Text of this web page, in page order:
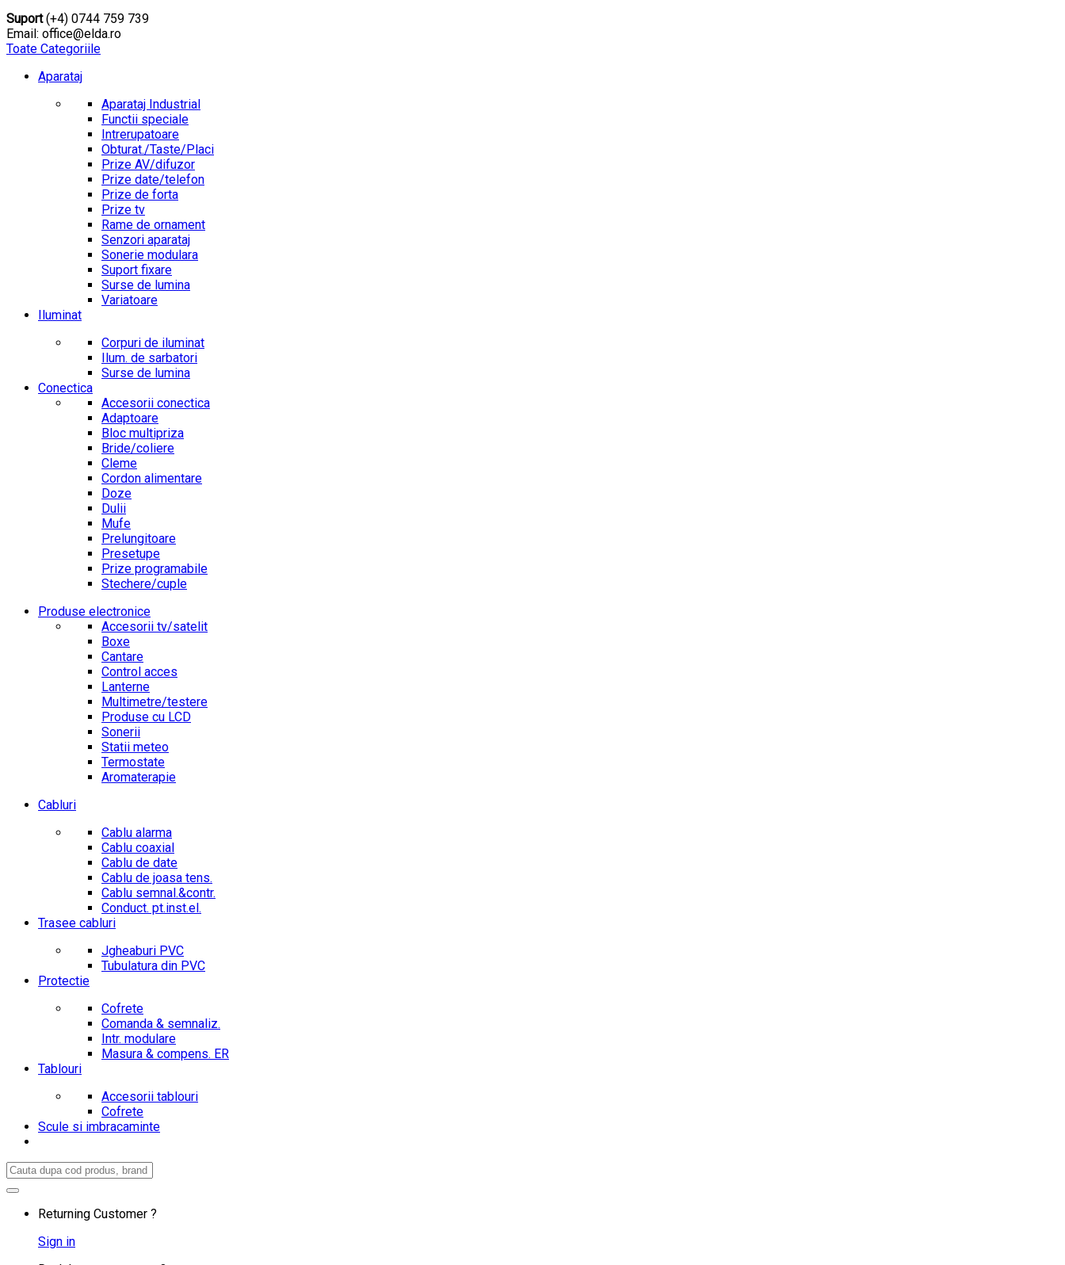
Suport(+4) 0744 759 739
Email: office@elda.ro
Toate Categoriile
Aparataj
Aparataj Industrial
Functii speciale
Intrerupatoare
Obturat./Taste/Placi
Prize AV/difuzor
Prize date/telefon
Prize de forta
Prize tv
Rame de ornament
Senzori aparataj
Sonerie modulara
Suport fixare
Surse de lumina
Variatoare
Iluminat
Corpuri de iluminat
Ilum. de sarbatori
Surse de lumina
Conectica
Accesorii conectica
Adaptoare
Bloc multipriza
Bride/coliere
Cleme
Cordon alimentare
Doze
Dulii
Mufe
Prelungitoare
Presetupe
Prize programabile
Stechere/cuple
Produse electronice
Accesorii tv/satelit
Boxe
Cantare
Control acces
Lanterne
Multimetre/testere
Produse cu LCD
Sonerii
Statii meteo
Termostate
Aromaterapie
Cabluri
Cablu alarma
Cablu coaxial
Cablu de date
Cablu de joasa tens.
Cablu semnal.&contr.
Conduct. pt.inst.el.
Trasee cabluri
Jgheaburi PVC
Tubulatura din PVC
Protectie
Cofrete
Comanda & semnaliz.
Intr. modulare
Masura & compens. ER
Tablouri
Accesorii tablouri
Cofrete
Scule si imbracaminte
Search
for:
Returning Customer ?
Sign in